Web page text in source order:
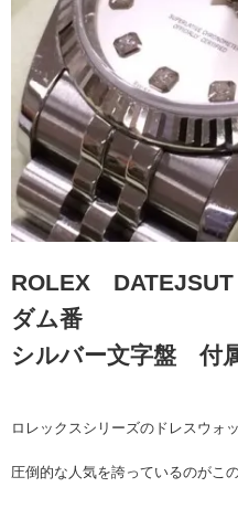
ROLEX
ダム番
シルバー文字盤 付
ロレックスシリーズのドレスウォ
圧倒的な人気を誇っているのがこ